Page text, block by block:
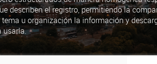
describen el registro, permitiendo la
u organización la información y
usarla.